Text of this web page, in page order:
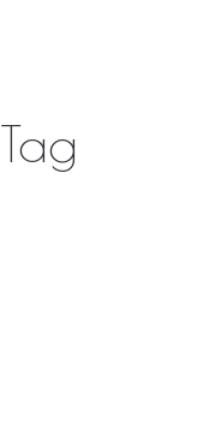
Tag